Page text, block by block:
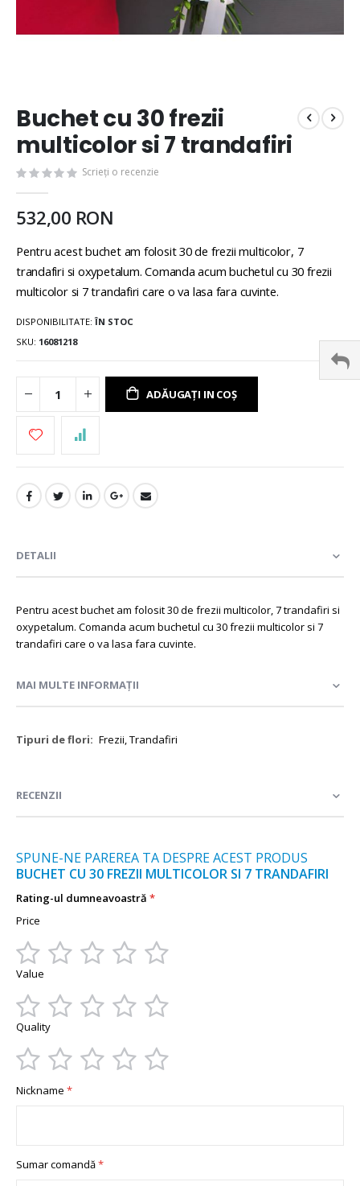
Buchet cu 30 frezii
multicolor si 7 trandafiri
Scrieți o recenzie
532,00 RON
Pentru acest buchet am folosit 30 de frezii multicolor, 7
trandafiri si oxypetalum. Comanda acum buchetul cu 30 frezii
multicolor si 7 trandafiri care o va lasa fara cuvinte.
DISPONIBILITATE: ÎN STOC
SKU 16081218
ADĂUGAȚI IN COȘ
DETALII
Pentru acest buchet am folosit 30 de frezii multicolor, 7 trandafiri si
oxypetalum. Comanda acum buchetul cu 30 frezii multicolor si 7
trandafiri care o va lasa fara cuvinte.
MAI MULTE INFORMAȚII
Mai
Frezii, Trandafiri
RECENZII
SPUNE-NE PAREREA TA DESPRE ACEST PRODUS
BUCHET CU 30 FREZII MULTICOLOR SI 7 TRANDAFIRI
Rating-ul dumneavoastră
Price
1
2
3
4
5
Value
1
2
3
4
5
Quality
star
stars
stars
stars
stars
Nickname
Sumar comandă